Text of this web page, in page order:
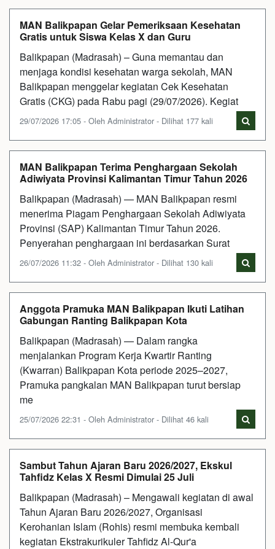
MAN Balikpapan Gelar Pemeriksaan Kesehatan
Gratis untuk Siswa Kelas X dan Guru
Balikpapan (Madrasah) – Guna memantau dan
menjaga kondisi kesehatan warga sekolah, MAN
Balikpapan menggelar kegiatan Cek Kesehatan
Gratis (CKG) pada Rabu pagi (29/07/2026). Kegiat
29/07/2026 17:05 - Oleh Administrator - Dilihat 177 kali
MAN Balikpapan Terima Penghargaan Sekolah
Adiwiyata Provinsi Kalimantan Timur Tahun 2026
Balikpapan (Madrasah) — MAN Balikpapan resmi
menerima Piagam Penghargaan Sekolah Adiwiyata
Provinsi (SAP) Kalimantan Timur Tahun 2026.
Penyerahan penghargaan ini berdasarkan Surat
26/07/2026 11:32 - Oleh Administrator - Dilihat 130 kali
Anggota Pramuka MAN Balikpapan Ikuti Latihan
Gabungan Ranting Balikpapan Kota
Balikpapan (Madrasah) — Dalam rangka
menjalankan Program Kerja Kwartir Ranting
(Kwarran) Balikpapan Kota periode 2025–2027,
Pramuka pangkalan MAN Balikpapan turut bersiap
me
25/07/2026 22:31 - Oleh Administrator - Dilihat 46 kali
Sambut Tahun Ajaran Baru 2026/2027, Ekskul
Tahfidz Kelas X Resmi Dimulai 25 Juli
Balikpapan (Madrasah) – Mengawali kegiatan di awal
Tahun Ajaran Baru 2026/2027, Organisasi
Kerohanian Islam (Rohis) resmi membuka kembali
kegiatan Ekstrakurikuler Tahfidz Al-Qur'a